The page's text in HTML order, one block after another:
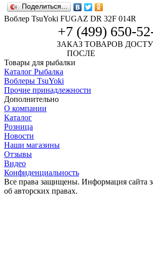
Поделиться...
Воблер TsuYoki FUGAZ DR 32F 014R
+7 (499) 650-
ЗАКАЗ ТОВАРОВ
ПОСЛЕ
Товары для рыбалки
Каталог Рыбалка
Воблеры TsuYoki
Прочие принадлежности
Дополнительно
О компании
Каталог
Розница
Новости
Наши магазины
Отзывы
Видео
Конфиденциальность
Все права защищены. Информация сайта
об авторских правах.